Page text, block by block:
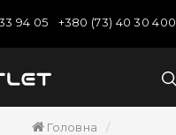
94 05 +380 (73) 40 30 400
Головна